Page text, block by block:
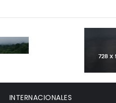
INTERNACIONALES